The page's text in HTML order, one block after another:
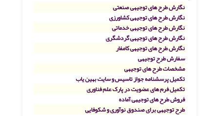
نگارش طرح های توجیهی صنعتی
نگارش طرح های توجیهی کشاورزی
نگارش طرح های توجیهی خدماتی
نگارش طرح های توجیهی گردشگری
نگارش طرح های توجیهی کامفار
سفارش طرح توجیهی
مشخصات طرح های توجیهی
تکمیل پرسشنامه جواز تاسیس و سایت بهین یاب
تکمیل فرم های عضویت در پارک علم فناوری
فروش طرح های توجیهی آماده
طرح توجیهی برای صندوق نوآوری و شکوفایی